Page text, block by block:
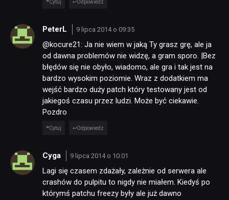
PUBLICYSTYKA
KULTURA
DYSKUSJE
Cytuj Odpowiedz
PeterL 9 lipca 2014 o 09:35
@kocure21: Ja nie wiem w jaką Ty grasz grę, ale ja
od dawna problemów nie widzę, a gram sporo. |Bez
błędów się nie obyło, wiadomo, ale gra i tak jest na
bardzo wysokim poziomie. Wraz z dodatkiem ma
wejść bardzo duży patch który testowany jest od
jakiegoś czasu przez ludzi. Może być ciekawie.
Pozdro
Cytuj Odpowiedz
Cyga 9 lipca 2014 o 10:01
Lagi się czasem zdażały, zależnie od serwera ale
crashów do pulpitu to nigdy nie miałem. Kiedyś po
którymś patchu freezy były ale już dawno